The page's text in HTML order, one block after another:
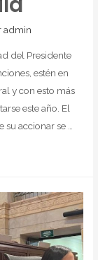
admin
del Presidente
estén en
y con esto más
este año. El
accionar se …